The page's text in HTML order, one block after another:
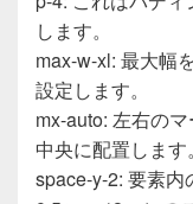
します。
max-w-xl: 最大幅
設定します。
mx-auto: 左右の
中央に配置します。
space-y-2: 要素